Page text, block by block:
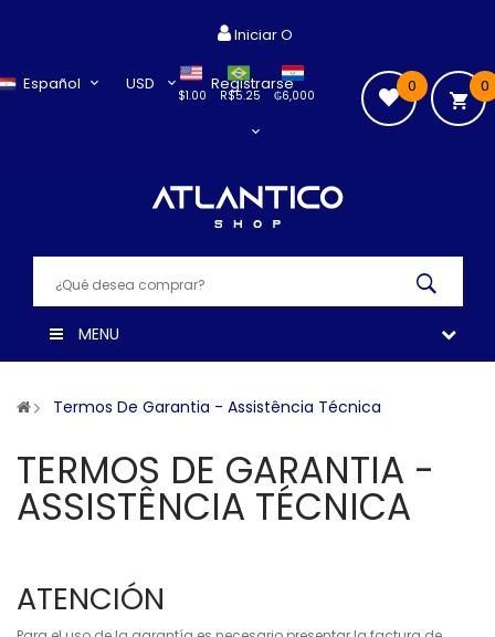
Español USD
$1.00 ₲6,000
R$5.25
Iniciar O
Registrarse 0
0
MENU
Termos De Garantia - Assistência Técnica
TERMOS DE GARANTIA -
ASSISTÊNCIA TÉCNICA
ATENCIÓN